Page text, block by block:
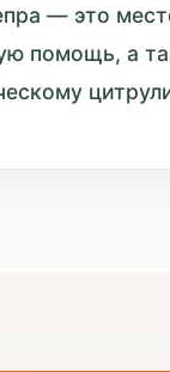
— это
помощь, а